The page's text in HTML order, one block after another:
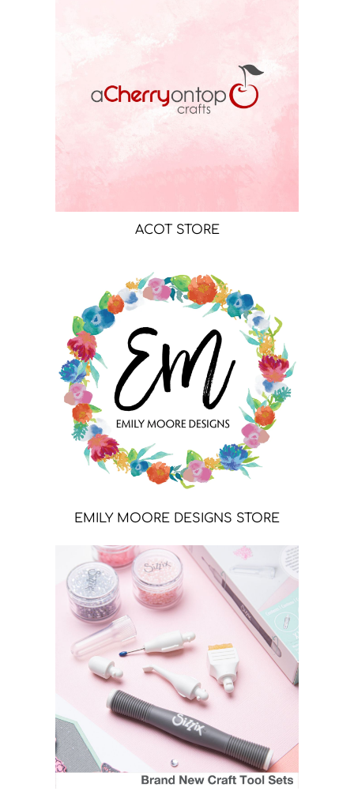
ACOT STORE
EMILY MOORE DESIGNS STORE